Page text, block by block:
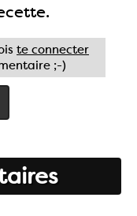
te connecter
;-)